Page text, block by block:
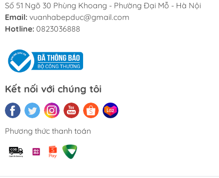
Số 51 Ngõ 30 Phùng Khoang - Phường Đại Mỗ - Hà Nội
Email: vuanhabepduc@gmail.com
Hotline: 0823036888
Kết nối với chúng tôi
Phương thức thanh toán